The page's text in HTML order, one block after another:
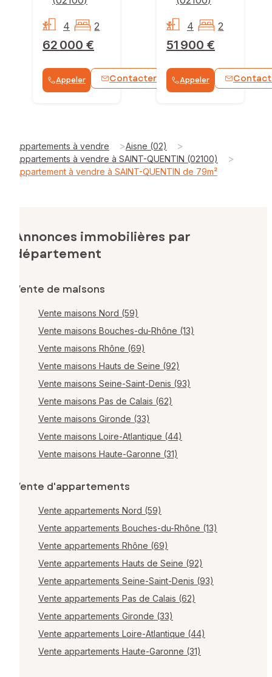
62 000 €
4 2
Appeler Contacter WhatsApp
51 900 €
4 2
Appeler
Appartements à vendre >Aisne (02) >
Appartements à vendre à SAINT-QUENTIN (02100) >
Appartement à vendre à SAINT-QUENTIN de 79m²
Annonces immobilières par
département
Vente de maisons
Vente maisons Nord (59)
Vente maisons Bouches-du-Rhône (13)
Vente maisons Rhône (69)
Vente maisons Hauts de Seine (92)
Vente maisons Seine-Saint-Denis (93)
Vente maisons Pas de Calais (62)
Vente maisons Gironde (33)
Vente maisons Loire-Atlantique (44)
Vente maisons Haute-Garonne (31)
Vente d'appartements
Vente appartements Nord (59)
Vente appartements Bouches-du-Rhône (13)
Vente appartements Rhône (69)
Vente appartements Hauts de Seine (92)
Vente appartements Seine-Saint-Denis (93)
Vente appartements Pas de Calais (62)
Vente appartements Gironde (33)
Vente appartements Loire-Atlantique (44)
Vente appartements Haute-Garonne (31)